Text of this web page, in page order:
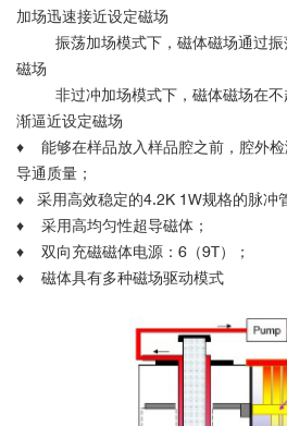
加场迅速接近设定磁场
振荡加场模式下，磁体磁场通过振
磁场
非过冲加场模式下，磁体磁场在不
渐逼近设定磁场
♦ 能够在样品放入样品腔之前，腔外检
导通质量；
♦ 采用高效稳定的4.2K 1W规格的脉冲
♦ 采用高均匀性超导磁体；
♦ 双向充磁磁体电源：6（9T）；
♦ 磁体具有多种磁场驱动模式